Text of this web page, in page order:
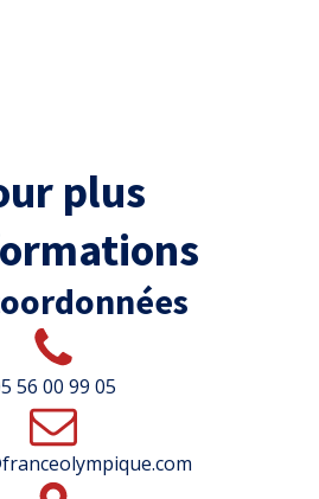
plus
56 00 99 05